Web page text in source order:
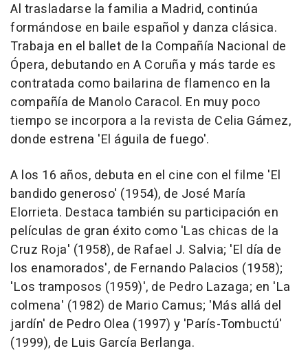
Al trasladarse la familia a Madrid, continúa
formándose en baile español y danza clásica.
Trabaja en el ballet de la Compañía Nacional de
Ópera, debutando en A Coruña y más tarde es
contratada como bailarina de flamenco en la
compañía de Manolo Caracol. En muy poco
tiempo se incorpora a la revista de Celia Gámez,
donde estrena 'El águila de fuego'.
A los 16 años, debuta en el cine con el filme 'El
bandido generoso' (1954), de José María
Elorrieta. Destaca también su participación en
películas de gran éxito como 'Las chicas de la
Cruz Roja' (1958), de Rafael J. Salvia; 'El día de
los enamorados', de Fernando Palacios (1958);
'Los tramposos (1959)', de Pedro Lazaga; en 'La
colmena' (1982) de Mario Camus; 'Más allá del
jardín' de Pedro Olea (1997) y 'París-Tombuctú'
(1999), de Luis García Berlanga.